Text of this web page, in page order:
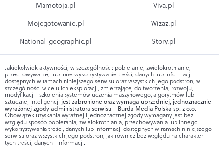
Mamotoja.pl
Mojegotowanie.pl
National-geographic.pl
Viva.pl
Wizaz.pl
Story.pl
Jakiekolwiek aktywności, w szczególności: pobieranie, zwielokrotnianie,
przechowywanie, lub inne wykorzystywanie treści, danych lub informacji
dostępnych w ramach niniejszego serwisu oraz wszystkich jego podstron, w
szczególności w celu ich eksploracji, zmierzającej do tworzenia, rozwoju,
modyfikacji i szkolenia systemów uczenia maszynowego, algorytmów lub
sztucznej inteligencji jest zabronione oraz wymaga uprzedniej, jednoznacznie
wyrażonej zgody administratora serwisu – Burda Media Polska sp. z o.o.
Obowiązek uzyskania wyraźnej i jednoznacznej zgody wymagany jest bez
względu sposób pobierania, zwielokrotniania, przechowywania lub innego
wykorzystywania treści, danych lub informacji dostępnych w ramach niniejszego
serwisu oraz wszystkich jego podstron, jak również bez względu na charakter
tych treści, danych i informacji.